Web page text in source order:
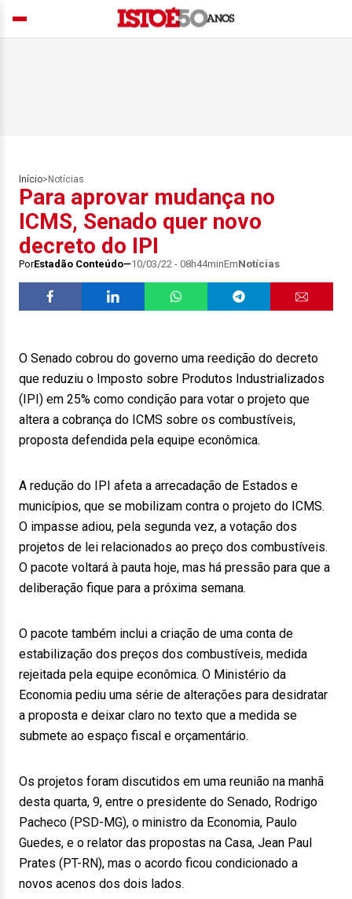
Início> Notícias
Para aprovar mudança no
ICMS, Senado quer novo
decreto do IPI
PorEstadão Conteúdo 10/03/22 - 08h44minEmNotícias
O Senado cobrou do governo uma reedição do decreto
que reduziu o Imposto sobre Produtos Industrializados
(IPI) em 25% como condição para votar o projeto que
altera a cobrança do ICMS sobre os combustíveis,
proposta defendida pela equipe econômica.
A redução do IPI afeta a arrecadação de Estados e
municípios, que se mobilizam contra o projeto do ICMS.
O impasse adiou, pela segunda vez, a votação dos
projetos de lei relacionados ao preço dos combustíveis.
O pacote voltará à pauta hoje, mas há pressão para que a
deliberação fique para a próxima semana.
O pacote também inclui a criação de uma conta de
estabilização dos preços dos combustíveis, medida
rejeitada pela equipe econômica. O Ministério da
Economia pediu uma série de alterações para desidratar
a proposta e deixar claro no texto que a medida se
submete ao espaço fiscal e orçamentário.
Os projetos foram discutidos em uma reunião na manhã
desta quarta, 9, entre o presidente do Senado, Rodrigo
Pacheco (PSD-MG), o ministro da Economia, Paulo
Guedes, e o relator das propostas na Casa, Jean Paul
Prates (PT-RN), mas o acordo ficou condicionado a
novos acenos dos dois lados.